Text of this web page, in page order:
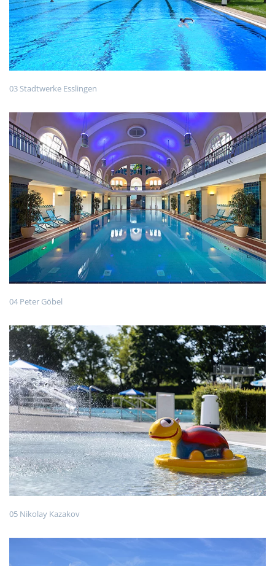
03 Stadtwerke Esslingen
04 Peter Göbel
05 Nikolay Kazakov